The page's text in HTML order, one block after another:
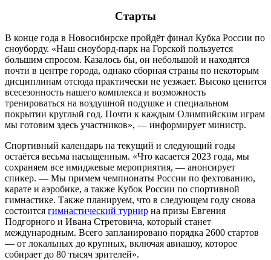
Старты
В конце года в Новосибирске пройдёт финал Кубка России по
сноуборду. «Наш сноуборд-парк на Горской пользуется
большим спросом. Казалось бы, он небольшой и находятся
почти в центре города, однако сборная страны по некоторым
дисциплинам отсюда практически не уезжает. Высоко ценится
всесезонность нашего комплекса и возможность
тренироваться на воздушной подушке и специальном
покрытии круглый год. Почти к каждым Олимпийским играм
мы готовим здесь участников», ― информирует министр.
Спортивный календарь на текущий и следующий годы
остаётся весьма насыщенным. «Что касается 2023 года, мы
сохраняем все имиджевые мероприятия, ― анонсирует
спикер. ― Мы примем чемпионаты России по фехтованию,
карате и аэробике, а также Кубок России по спортивной
гимнастике. Также планируем, что в следующем году снова
состоится гимнастический турнир на призы Евгения
Подгорного и Ивана Стретовича, который станет
международным. Всего запланировано порядка 2600 стартов
― от локальных до крупных, включая авиашоу, которое
собирает до 80 тысяч зрителей».